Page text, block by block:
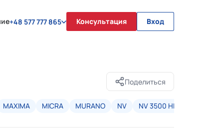
+48 577 777 865 Консультация Вход
Поделиться
MAXIMA MICRA MURANO NV NV 3500 HD